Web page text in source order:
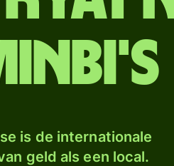
is de internationale
geld als een local.